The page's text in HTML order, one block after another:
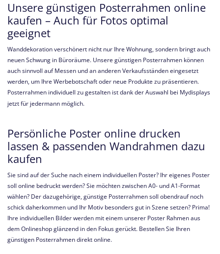
Unsere günstigen Posterrahmen online
kaufen – Auch für Fotos optimal
geeignet
Wanddekoration verschönert nicht nur Ihre Wohnung, sondern bringt auch
neuen Schwung in Büroräume. Unsere günstigen Posterrahmen können
auch sinnvoll auf Messen und an anderen Verkaufsständen eingesetzt
werden, um Ihre Werbebotschaft oder neue Produkte zu präsentieren.
Posterrahmen individuell zu gestalten ist dank der Auswahl bei Mydisplays
jetzt für jedermann möglich.
Persönliche Poster online drucken
lassen & passenden Wandrahmen dazu
kaufen
Sie sind auf der Suche nach einem individuellen Poster? Ihr eigenes Poster
soll online bedruckt werden? Sie möchten zwischen A0- und A1-Format
wählen? Der dazugehörige, günstige Posterrahmen soll obendrauf noch
schick daherkommen und Ihr Motiv besonders gut in Szene setzen? Prima!
Ihre individuellen Bilder werden mit einem unserer Poster Rahmen aus
dem Onlineshop glänzend in den Fokus gerückt. Bestellen Sie Ihren
günstigen Posterrahmen direkt online.